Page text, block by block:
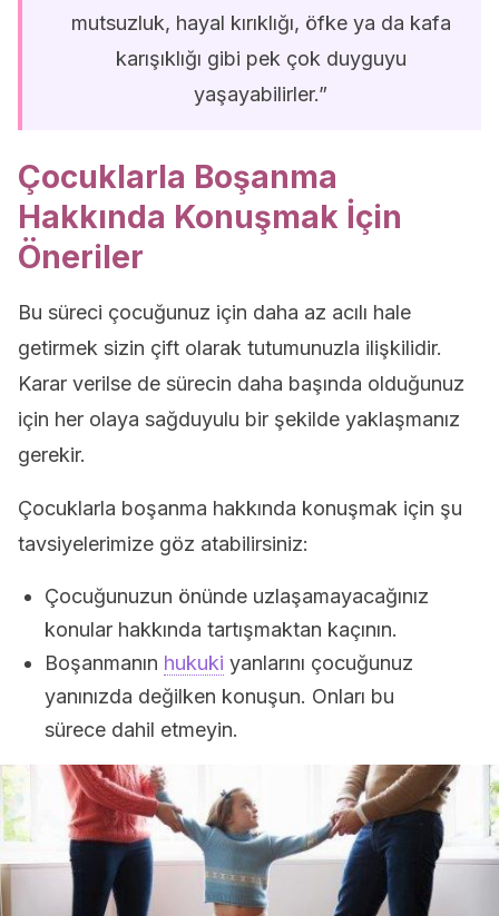
mutsuzluk, hayal kırıklığı, öfke ya da kafa
karışıklığı gibi pek çok duyguyu
yaşayabilirler.”
Çocuklarla Boşanma
Hakkında Konuşmak İçin
Öneriler
Bu süreci çocuğunuz için daha az acılı hale
getirmek sizin çift olarak tutumunuzla ilişkilidir.
Karar verilse de sürecin daha başında olduğunuz
için her olaya sağduyulu bir şekilde yaklaşmanız
gerekir.
Çocuklarla boşanma hakkında konuşmak için şu
tavsiyelerimize göz atabilirsiniz:
Çocuğunuzun önünde uzlaşamayacağınız
konular hakkında tartışmaktan kaçının.
Boşanmanın hukuki yanlarını çocuğunuz
yanınızda değilken konuşun. Onları bu
sürece dahil etmeyin.